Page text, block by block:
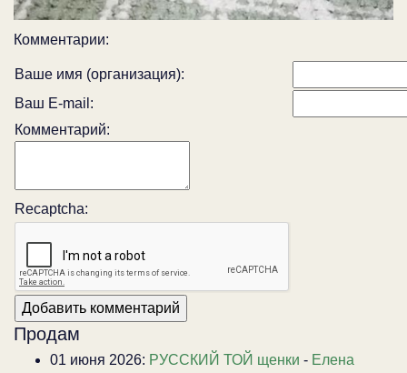
Комментарии:
Ваше имя (организация):
Ваш E-mail:
Комментарий:
Recaptcha:
Продам
01 июня 2026: РУССКИЙ ТОЙ щенки - Елена